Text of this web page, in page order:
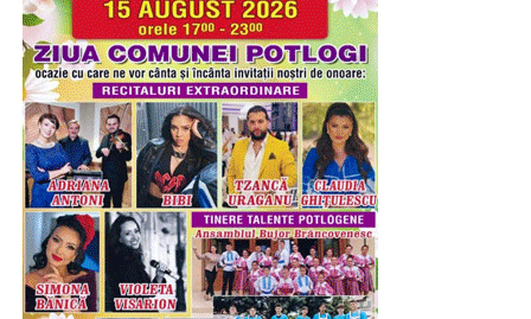
trebuie spus și că din împrumutul SAFE, care va fi
rambursat timp de până la 45 de ani inclusiv din banii
dâmbovițenilor, județul Dâmbovița nu primește nimic,
nicio comandă, nicio investiție și nicio producție.
Datoria rămâne la dâmbovițeni, contractele pleacă în
altă parte, iar ministrul vine în județ doar pentru
fotografii. Totul, „mulțumită” USR și Guvernului
interimar.
RECLAMA